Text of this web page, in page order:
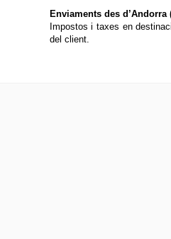
Enviaments des d’Andorra
Impostos i taxes en
del client.